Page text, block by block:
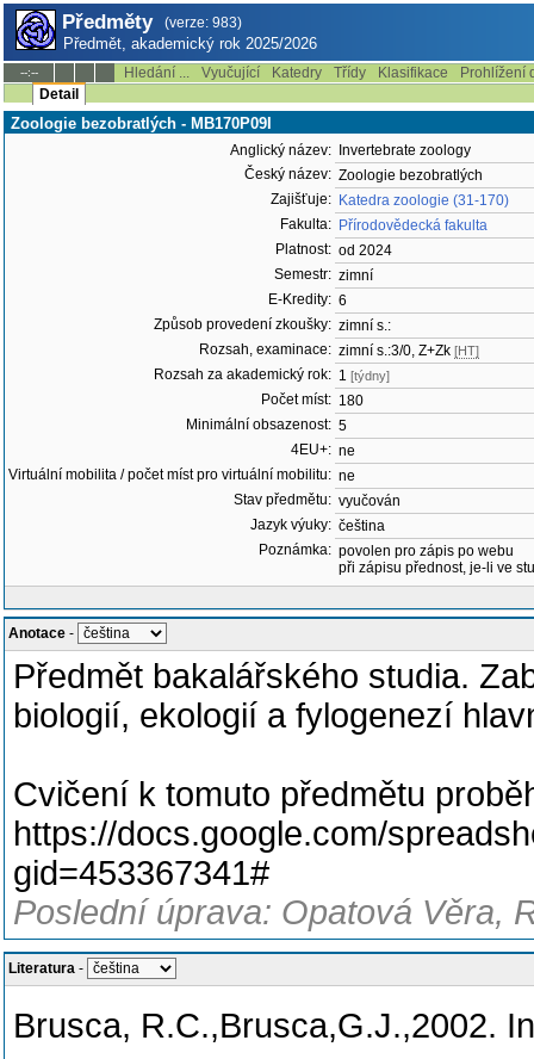
Předměty (verze: 983)
Předmět, akademický rok 2025/2026
--:-- Hledání ... Vyučující Katedry Třídy Klasifikace
Prohlížení
Detail
Zoologie bezobratlých - MB170P09I
Anglický název:
Invertebrate zoology
Český název: Zoologie bezobratlých
Zajišťuje: Katedra zoologie (31-170)
Fakulta: Přírodovědecká fakulta
Platnost: od 2024
Semestr: zimní
E-Kredity: 6
Způsob provedení zkoušky: zimní s.:
Rozsah, examinace: zimní s.:3/0, Z+Zk [HT]
Rozsah za akademický rok: 1 [týdny]
Počet míst: 180
Minimální obsazenost: 5
4EU+: ne
Virtuální mobilita / počet míst pro virtuální mobilitu: ne
Stav předmětu: vyučován
Jazyk výuky: čeština
Poznámka: povolen pro zápis po webu
při zápisu přednost, je-li ve
Anotace -
Předmět bakalářského studia.
biologií, ekologií a fylogenezí
Cvičení k tomuto předmětu
https://docs.google.com/
gid=453367341#
Poslední úprava: Opatová Věra,
Literatura -
Brusca, R.C.,Brusca,G.J.,2002.